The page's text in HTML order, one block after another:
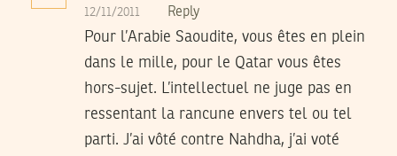
12/11/2011 Reply
Pour l’Arabie Saoudite, vous êtes en plein
dans le mille, pour le Qatar vous êtes
hors-sujet. L’intellectuel ne juge pas en
ressentant la rancune envers tel ou tel
parti. J’ai vôté contre Nahdha, j’ai voté